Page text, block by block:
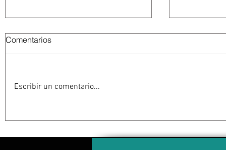
Jalisco: frenar las conexiones
contra su
Comentarios
Escribir un comentario...